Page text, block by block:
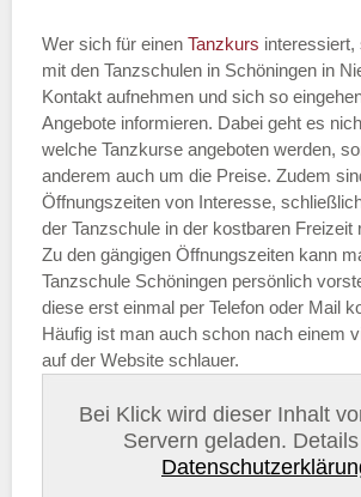
Wer sich für einen Tanzkurs interessiert,
mit den Tanzschulen in Schöningen in
Kontakt aufnehmen und sich so
Angebote informieren. Dabei geht es
welche Tanzkurse angeboten werden,
anderem auch um die Preise. Zudem
Öffnungszeiten von Interesse,
der Tanzschule in der kostbaren Freizeit
Zu den gängigen Öffnungszeiten kann
Tanzschule Schöningen persönlich
diese erst einmal per Telefon oder Mail
Häufig ist man auch schon nach einem
auf der Website schlauer.
Bei Klick wird dieser Inhalt
Servern geladen.